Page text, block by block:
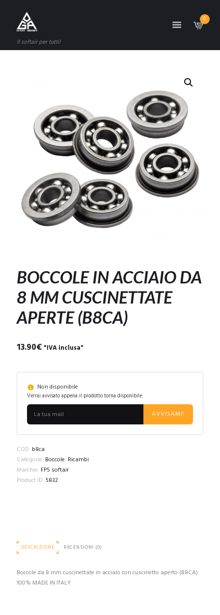
Il softair per tutti!
0
BOCCOLE IN ACCIAIO DA
8 MM CUSCINETTATE
APERTE (B8CA)
13.90€ "IVA inclusa"
Non disponibile
Verrai avvisato appena il prodotto torna disponibile:
AVVISAMI!
COD: b8ca
Categorie: Boccole, Ricambi
Marchio: FPS softair
Product ID: 5832
DESCRIZIONE RECENSIONI (0)
Boccole da 8 mm cuscinettate in acciaio con cuscinetto aperto (B8CA)
100% MADE IN ITALY